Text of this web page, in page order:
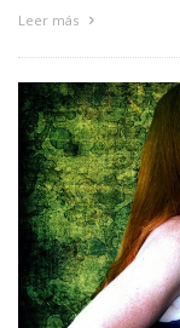
Leer más